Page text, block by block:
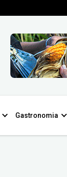
Gastronomia